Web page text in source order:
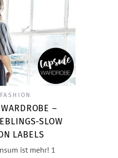
–
SLOW
LABELS
ist mehr! 1